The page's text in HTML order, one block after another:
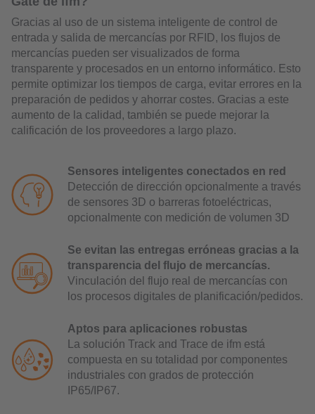
Gracias al uso de un sistema inteligente de control de
entrada y salida de mercancías por RFID, los flujos de
mercancías pueden ser visualizados de forma
transparente y procesados en un entorno informático. Esto
permite optimizar los tiempos de carga, evitar errores en la
preparación de pedidos y ahorrar costes. Gracias a este
aumento de la calidad, también se puede mejorar la
calificación de los proveedores a largo plazo.
Sensores inteligentes conectados en red
Detección de dirección opcionalmente a través
de sensores 3D o barreras fotoeléctricas,
opcionalmente con medición de volumen 3D
Se evitan las entregas erróneas gracias a la
transparencia del flujo de mercancías.
Vinculación del flujo real de mercancías con
los procesos digitales de planificación/pedidos.
Aptos para aplicaciones robustas
La solución Track and Trace de ifm está
compuesta en su totalidad por componentes
industriales con grados de protección
IP65/IP67.